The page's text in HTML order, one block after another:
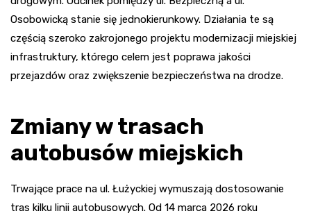
Osobowicką stanie się jednokierunkowy. Działania te są
częścią szeroko zakrojonego projektu modernizacji miejskiej
infrastruktury, którego celem jest poprawa jakości
przejazdów oraz zwiększenie bezpieczeństwa na drodze.
Zmiany w trasach
autobusów miejskich
Trwające prace na ul. Łużyckiej wymuszają dostosowanie
tras kilku linii autobusowych. Od 14 marca 2026 roku